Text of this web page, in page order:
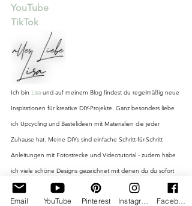
YouTube
TikTok
Ich bin Lisa und auf meinem Blog findest du regelmäßig neue
Inspirationen für kreative DIY-Projekte. Ganz besonders liebe
ich Upcycling und Bastelideen mit Materialien die jeder
Zuhause hat. Meine DIYs sind einfache Schritt-für-Schritt
Anleitungen mit Fotostrecke und Videotutorial - zudem habe
ich viele schöne Designs gezeichnet mit denen du du sofort
loslegen oder dein DIY Geschenk verzieren kannst. Einfach -
Kreativ - Handgemacht!
Email YouTube Pinterest